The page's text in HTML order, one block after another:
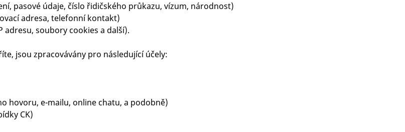
pasové údaje, číslo řidičského průkazu, vízum, národnost)
adresa, telefonní kontakt)
adresu, soubory cookies a další).
jsou zpracovávány pro následující účely:
hovoru, e-mailu, online chatu, a podobně)
CK)